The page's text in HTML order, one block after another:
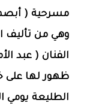
مسرحية ( أبصم
وهي من تأليف
الفنان ( عبد
ظهور لها
الطليعة يومي الخميس